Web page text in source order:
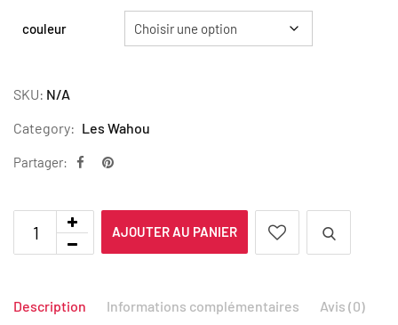
couleur
SKU: N/A
Category: Les Wahou
Partager:
AJOUTER AU PANIER
Description Informations complémentaires Avis (0)